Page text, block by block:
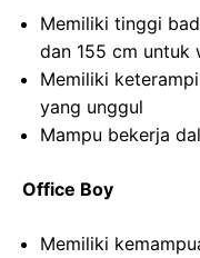
Memiliki tinggi
dan 155 cm untuk
Memiliki
yang unggul
Mampu bekerja
Office Boy
Memiliki